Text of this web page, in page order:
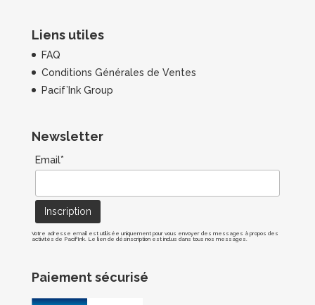
Liens utiles
FAQ
Conditions Générales de Ventes
Pacif’Ink Group
Newsletter
Email*
Votre adresse email est utilisée uniquement pour vous envoyer des messages à propos des
activités de Pacif'Ink. Le lien de désinscription est inclus dans tous nos messages.
Paiement sécurisé